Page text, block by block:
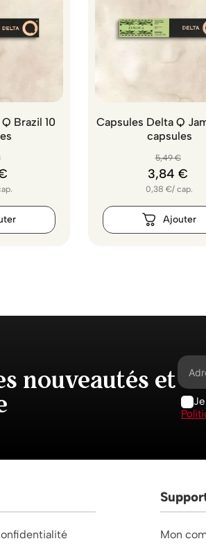
Brazil 10
Capsules Delta Q
capsules
5,49 €
3,84 €
0,38 €/ cap.
nouveautés et
Mon